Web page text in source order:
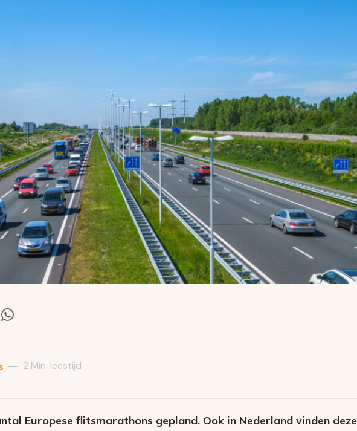
— 2 Min. leestijd
Europese flitsmarathons gepland. Ook in Nederland vinden deze